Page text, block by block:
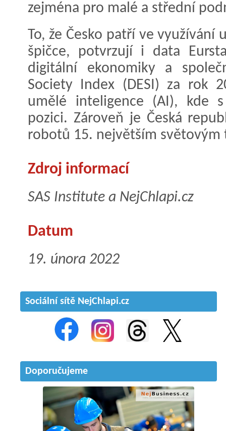
zejména pro malé a střední
To, že Česko patří ve využívání
špičce, potvrzují i data
digitální ekonomiky a
Society Index (DESI) za rok
umělé inteligence (AI), kde
pozici. Zároveň je Česká
robotů 15. největším
Zdroj informací
SAS Institute a NejChlapi.cz
Datum
19. února 2022
Sociální sítě NejChlapi.cz
Doporučujeme